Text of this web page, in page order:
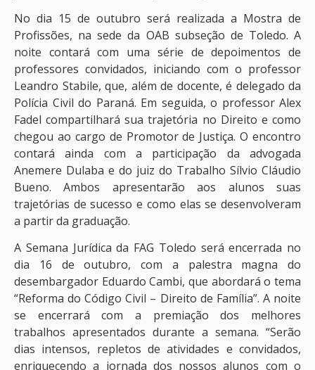
No dia 15 de outubro será realizada a Mostra de
Profissões, na sede da OAB subseção de Toledo. A
noite contará com uma série de depoimentos de
professores convidados, iniciando com o professor
Leandro Stabile, que, além de docente, é delegado da
Polícia Civil do Paraná. Em seguida, o professor Alex
Fadel compartilhará sua trajetória no Direito e como
chegou ao cargo de Promotor de Justiça. O encontro
contará ainda com a participação da advogada
Anemere Dulaba e do juiz do Trabalho Sílvio Cláudio
Bueno. Ambos apresentarão aos alunos suas
trajetórias de sucesso e como elas se desenvolveram
a partir da graduação.
A Semana Jurídica da FAG Toledo será encerrada no
dia 16 de outubro, com a palestra magna do
desembargador Eduardo Cambi, que abordará o tema
“Reforma do Código Civil – Direito de Família”. A noite
se encerrará com a premiação dos melhores
trabalhos apresentados durante a semana. “Serão
dias intensos, repletos de atividades e convidados,
enriquecendo a jornada dos nossos alunos com o